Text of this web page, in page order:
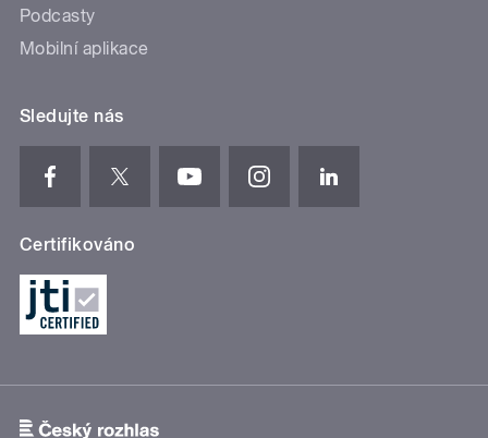
Podcasty
Mobilní aplikace
Sledujte nás
Certifikováno